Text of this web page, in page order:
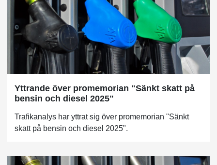
Yttrande över promemorian "Sänkt skatt på
bensin och diesel 2025"
Trafikanalys har yttrat sig över promemorian "Sänkt
skatt på bensin och diesel 2025".